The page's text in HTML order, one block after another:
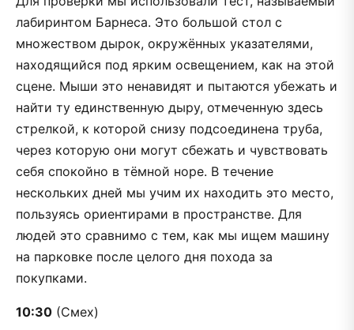
лабиринтом Барнеса. Это большой стол с
множеством дырок, окружённых указателями,
находящийся под ярким освещением, как на этой
сцене. Мыши это ненавидят и пытаются убежать и
найти ту единственную дыру, отмеченную здесь
стрелкой, к которой снизу подсоединена труба,
через которую они могут сбежать и чувствовать
себя спокойно в тёмной норе. В течение
нескольких дней мы учим их находить это место,
пользуясь ориентирами в пространстве. Для
людей это сравнимо с тем, как мы ищем машину
на парковке после целого дня похода за
покупками.
10:30 (Смех)